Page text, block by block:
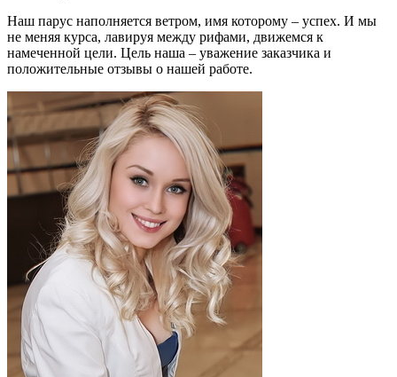
Наш парус наполняется ветром, имя которому – успех. И мы
не меняя курса, лавируя между рифами, движемся к
намеченной цели. Цель наша – уважение заказчика и
положительные отзывы о нашей работе.